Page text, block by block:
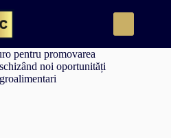
pentru promovarea
noi oportunități